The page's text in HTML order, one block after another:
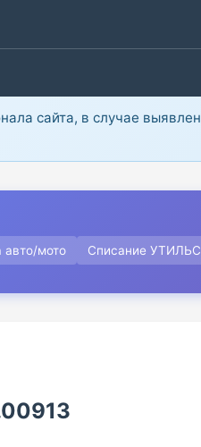
сайта, в случае
мото Списание